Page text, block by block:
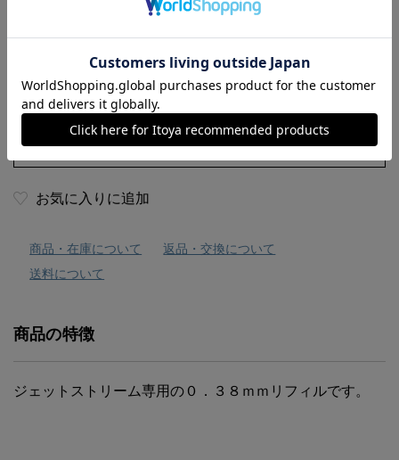
お気に入りに追加
商品・在庫について
返品・交換について
送料について
商品の特徴
ジェットストリーム専用の０．３８ｍｍリフィルです。